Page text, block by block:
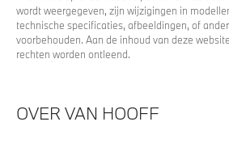
wordt weergegeven, zijn wijzigingen in
technische specificaties, afbeeldingen, of
voorbehouden. Aan de inhoud van deze
rechten worden ontleend.
OVER VAN HOOFF